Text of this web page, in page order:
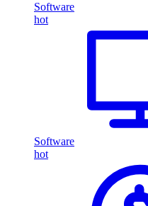
Software
hot
Software
hot